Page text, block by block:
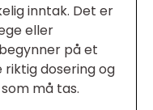
inntak. Det er
eller
på et
dosering og
må tas.